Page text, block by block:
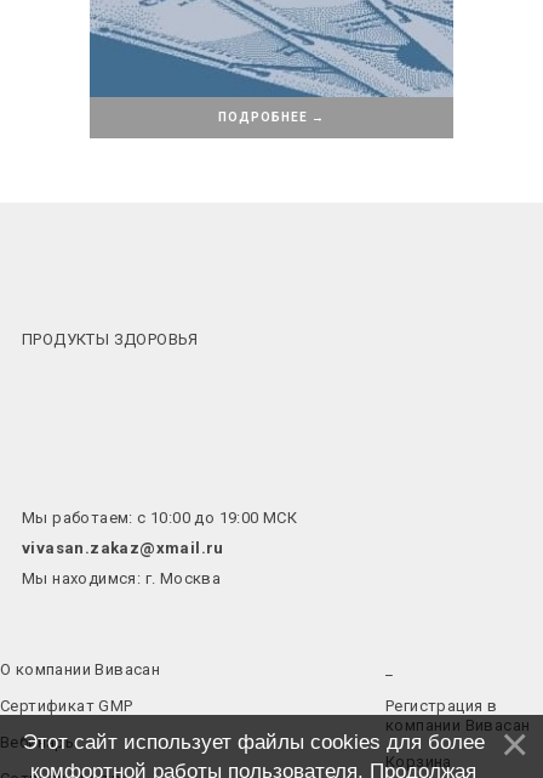
ПОДРОБНЕЕ →
ПРОДУКТЫ ЗДОРОВЬЯ
Мы работаем: с 10:00 до 19:00 МСК
vivasan.zakaz@xmail.ru
Мы находимся: г. Москва
О компании Вивасан
Сертификат GMP
Вебинары
Регистрация в
компании Вивасан
Корзина
Этот сайт использует файлы cookies для более
комфортной работы пользователя. Продолжая